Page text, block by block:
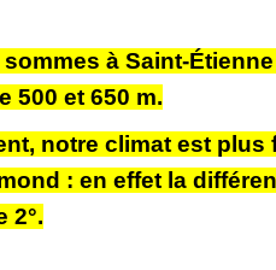
à Saint-É
500 et 650 m.
notre climat est
: en effet la
2°.